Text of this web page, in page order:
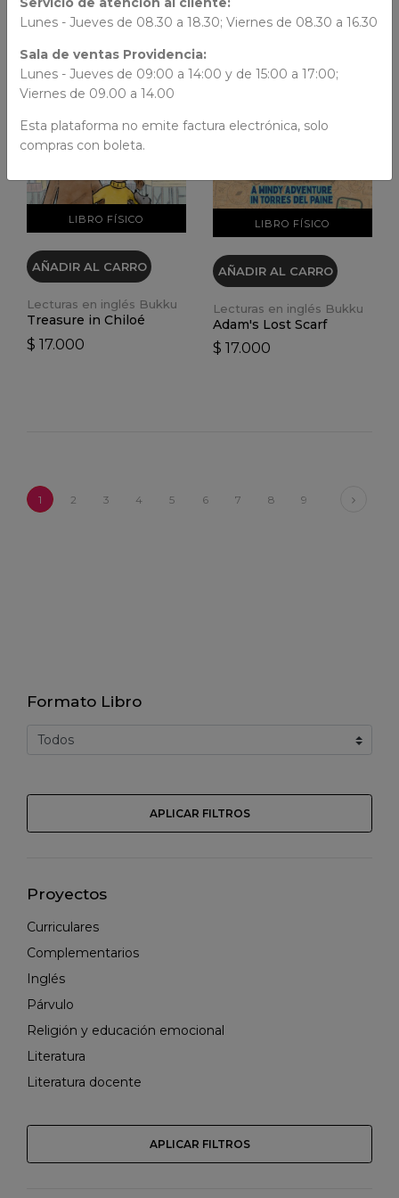
LIBRO FÍSICO
VER DETALLES
AÑADIR AL CARRO
Lecturas en inglés Bukku
Treasure in Chiloé
$ 17.000
LIBRO FÍSICO
VER DETALLES
AÑADIR AL CARRO
Lecturas en inglés Bukku
Adam's Lost Scarf
$ 17.000
1 2 3 4 5 6 7 8 9 Next
Formato Libro
APLICAR FILTROS
Proyectos
Curriculares
Complementarios
Inglés
Párvulo
Religión y educación emocional
Literatura
Literatura docente
APLICAR FILTROS
Lunes - Jueves de 08.30 a 18.30; Viernes de 08.30 a 16.30
Sala de ventas Providencia:
Lunes - Jueves de 09:00 a 14:00 y de 15:00 a 17:00;
Viernes de 09.00 a 14.00
Esta plataforma no emite factura electrónica, solo
compras con boleta.